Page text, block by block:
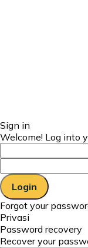
Sign in
Welcome! Log into
Forgot your
Privasi
Password recovery
Recover your